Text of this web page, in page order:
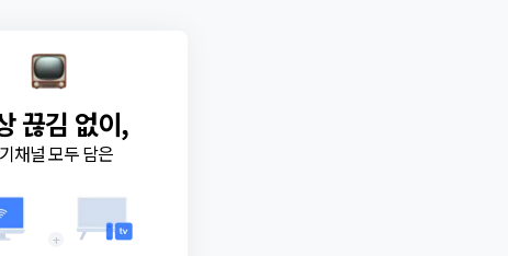
끊김 없이,
채널 모두 담은
+